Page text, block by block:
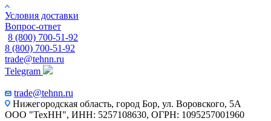
Условия доставки
Вопрос-ответ
8 (800) 700-51-92
8 (800) 700-51-92
trade@tehnn.ru
Telegram
trade@tehnn.ru
Нижегородская область, город Бор, ул. Воровского, 5А
ООО "ТехНН", ИНН: 5257108630, ОГРН: 1095257001960